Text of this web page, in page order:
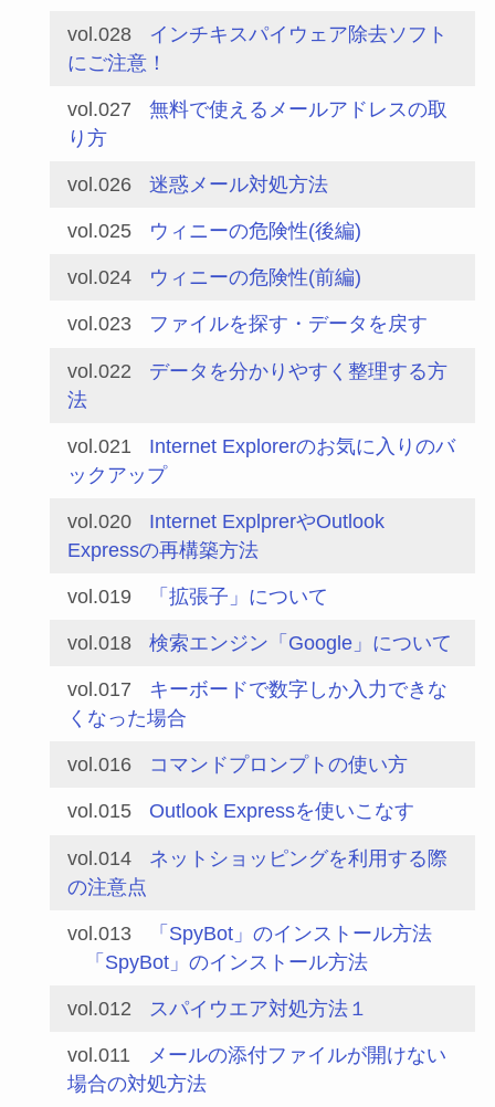
vol.028
インチキスパイウェア除去ソフト
にご注意！
vol.027
無料で使えるメールアドレスの取
り方
vol.026 迷惑メール対処方法
vol.025 ウィニーの危険性(後編)
vol.024 ウィニーの危険性(前編)
vol.023 ファイルを探す・データを戻す
vol.022
データを分かりやすく整理する方
法
vol.021
Internet Explorerのお気に入りのバ
ックアップ
vol.020
Internet ExplprerやOutlook
Expressの再構築方法
vol.019 「拡張子」について
vol.018 検索エンジン「Google」について
vol.017
キーボードで数字しか入力できな
くなった場合
vol.016 コマンドプロンプトの使い方
vol.015 Outlook Expressを使いこなす
vol.014
ネットショッピングを利用する際
の注意点
vol.013
「SpyBot」のインストール方法
「SpyBot」のインストール方法
vol.012 スパイウエア対処方法１
vol.011
メールの添付ファイルが開けない
場合の対処方法